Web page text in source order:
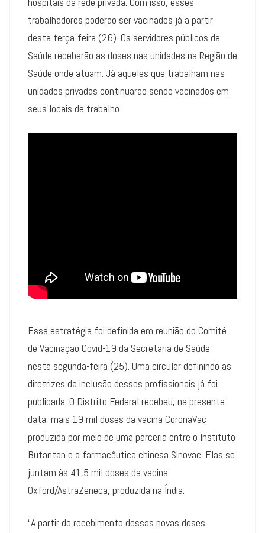
trabalhadores poderão ser vacinados já a partir
desta terça-feira (26). Os servidores públicos da
Saúde receberão as doses nas unidades na Região de
Saúde onde atuam. Já aqueles que trabalham nas
unidades privadas continuarão sendo vacinados em
seus locais de trabalho.
Essa estratégia foi definida em reunião do Comitê
de Vacinação Covid-19 da Secretaria de Saúde,
nesta segunda-feira (25). Uma circular definindo as
diretrizes da inclusão desses profissionais já foi
publicada. O Distrito Federal recebeu, na presente
data, mais 19 mil doses da vacina CoronaVac
produzida por meio de uma parceria entre o Instituto
Butantan e a farmacêutica chinesa Sinovac. Elas se
juntam às 41,5 mil doses da vacina
Oxford/AstraZeneca, produzida na Índia.
“A partir do recebimento dessas novas doses